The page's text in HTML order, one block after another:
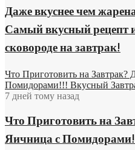
Даже вкуснее чем
Самый вкусный рецепт
сковороде на завтрак!
Что Приготовить на
Помидорами!!! Вкусный
7 дней тому назад
Что Приготовить на
Яичница с